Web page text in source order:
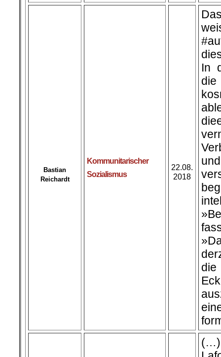
Bastian
Reichardt
Kommunitarischer
Sozialismus
22.08.
2018
In